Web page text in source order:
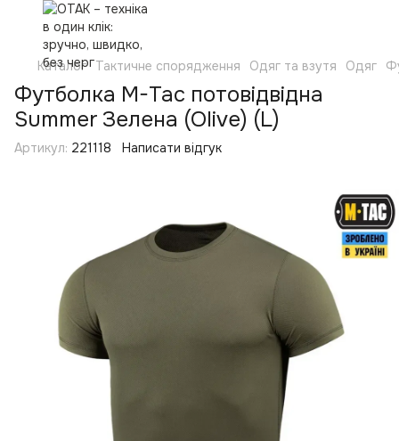
Каталог Тактичне спорядження Одяг та взутя Одяг
Футболка M-Tac потовідвідна
Summer Зелена (Olive) (L)
Артикул: 221118 Написати відгук